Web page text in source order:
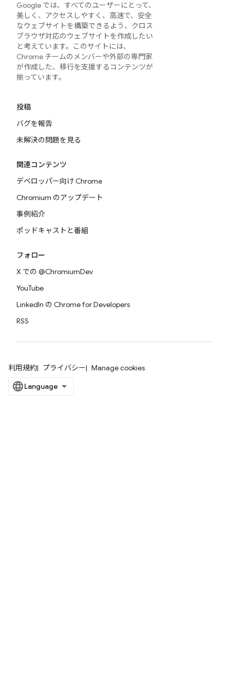
Google では、すべてのユーザーにとって、
美しく、アクセスしやすく、高速で、安全
なウェブサイトを構築できるよう、クロス
ブラウザ対応のウェブサイトを作成したい
と考えています。このサイトには、
Chrome チームのメンバーや外部の専門家
が作成した、移行を支援するコンテンツが
揃っています。
投稿
バグを報告
未解決の問題を見る
関連コンテンツ
デベロッパー向け Chrome
Chromium のアップデート
事例紹介
ポッドキャストと番組
フォロー
X での @ChromiumDev
YouTube
LinkedIn の Chrome for Developers
RSS
利用規約 プライバシー Manage cookies